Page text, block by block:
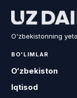
O'zbekistonning
BO'LIMLAR
O‘zbekiston
Iqtisod